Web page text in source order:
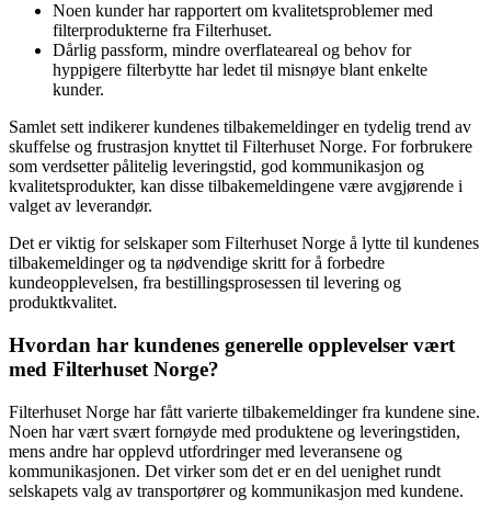
Noen kunder har rapportert om kvalitetsproblemer med
filterprodukterne fra Filterhuset.
Dårlig passform, mindre overflateareal og behov for
hyppigere filterbytte har ledet til misnøye blant enkelte
kunder.
Samlet sett indikerer kundenes tilbakemeldinger en tydelig trend av
skuffelse og frustrasjon knyttet til Filterhuset Norge. For forbrukere
som verdsetter pålitelig leveringstid, god kommunikasjon og
kvalitetsprodukter, kan disse tilbakemeldingene være avgjørende i
valget av leverandør.
Det er viktig for selskaper som Filterhuset Norge å lytte til kundenes
tilbakemeldinger og ta nødvendige skritt for å forbedre
kundeopplevelsen, fra bestillingsprosessen til levering og
produktkvalitet.
Hvordan har kundenes generelle opplevelser vært
med Filterhuset Norge?
Filterhuset Norge har fått varierte tilbakemeldinger fra kundene sine.
Noen har vært svært fornøyde med produktene og leveringstiden,
mens andre har opplevd utfordringer med leveransene og
kommunikasjonen. Det virker som det er en del uenighet rundt
selskapets valg av transportører og kommunikasjon med kundene.